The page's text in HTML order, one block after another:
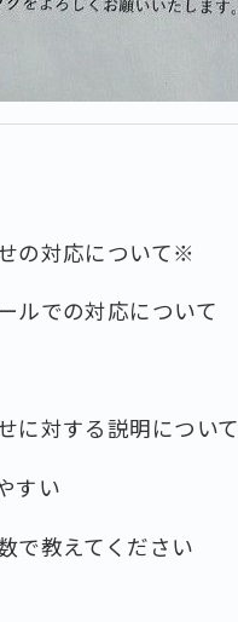
の対応について※
ルでの対応について
に対する説明について
すい
で教えてください